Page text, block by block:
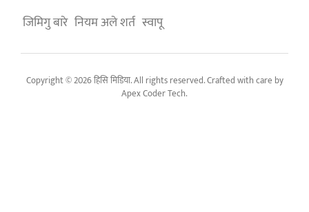
जिमिगु बारे नियम अले शर्त स्वापू
Copyright © 2026 हिसि मिडिया. All rights reserved. Crafted with care by
Apex Coder Tech.